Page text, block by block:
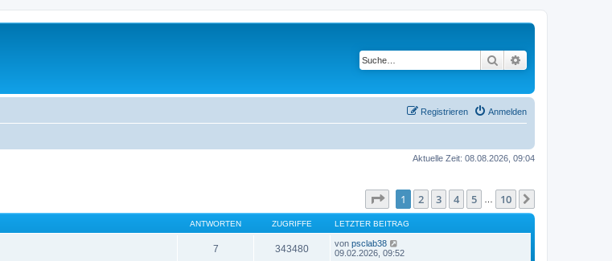
Suche
Anmelden
Registrieren
Aktuelle Zeit: 08.08.2026, 09:04
Seite von10
1 2 3 4 5 10
ANTWORTEN ZUGRIFFE LETZTER BEITRAG
7 343480 von psclab38
09.02.2026, 09:52